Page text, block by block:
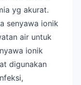
yg akurat.
senyawa ionik
air untuk
ionik
digunakan